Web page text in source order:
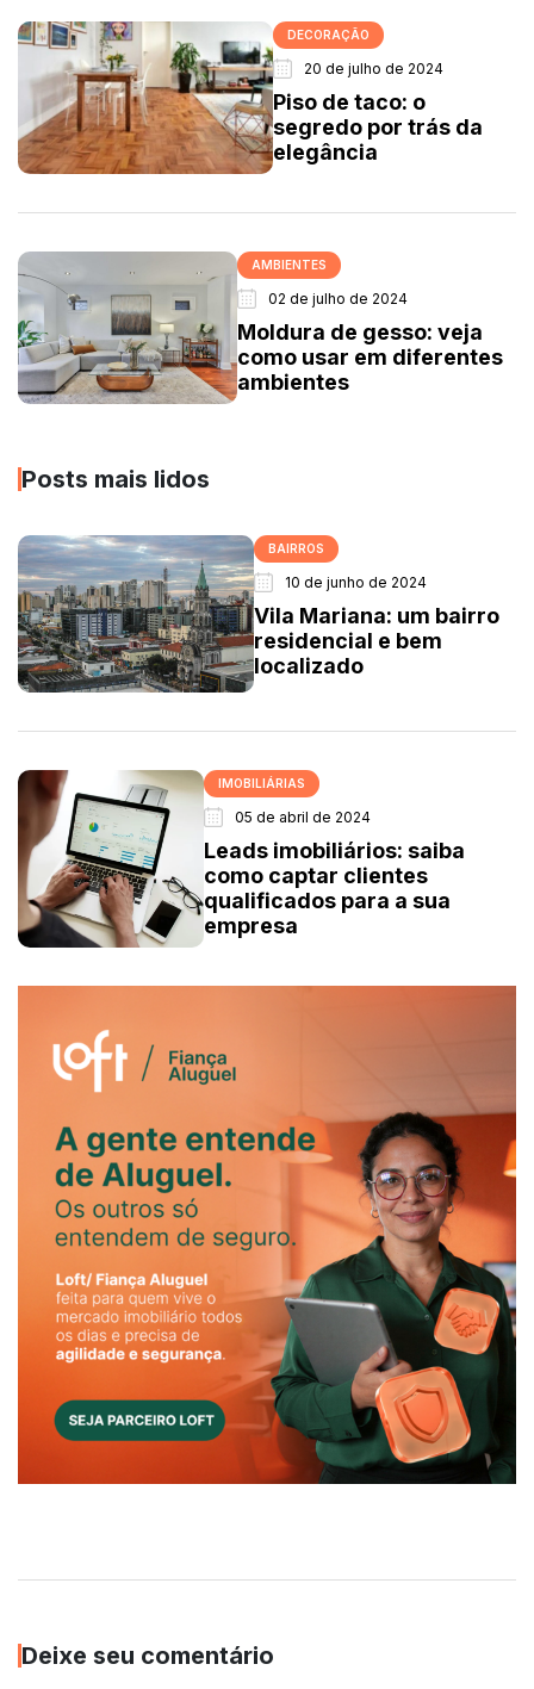
DECORAÇÃO
20 de julho de 2024
Piso de taco: o
segredo por trás da
elegância
AMBIENTES
02 de julho de 2024
Moldura de gesso: veja
como usar em diferentes
ambientes
Posts mais lidos
BAIRROS
10 de junho de 2024
Vila Mariana: um bairro
residencial e bem
localizado
IMOBILIÁRIAS
05 de abril de 2024
Leads imobiliários: saiba
como captar clientes
qualificados para a sua
empresa
Deixe seu comentário